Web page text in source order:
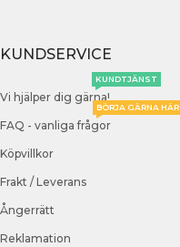
KUNDSERVICE
Vi hjälper dig gärna!
KUNDTJÄNST
FAQ - vanliga frågor
BÖRJA GÄRNA HÄR
Köpvillkor
Frakt / Leverans
Ångerrätt
Reklamation